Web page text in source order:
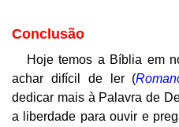
Conclusão
Hoje temos a Bíblia em
achar difícil de ler (
dedicar mais à Palavra de
a liberdade para ouvir e